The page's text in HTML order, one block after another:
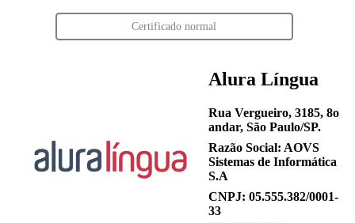
Certificado normal
Alura Língua
Rua Vergueiro, 3185, 8o
andar, São Paulo/SP.
Razão Social: AOVS
Sistemas de Informática
S.A
CNPJ: 05.555.382/0001-
33